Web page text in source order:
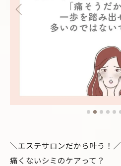
＼エステサロンだから叶う！／
痛くないシミのケアって？